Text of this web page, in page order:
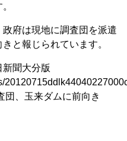
府は現地に調査団を派遣
と報じられています。
聞大分版
団、玉来ダムに前向き